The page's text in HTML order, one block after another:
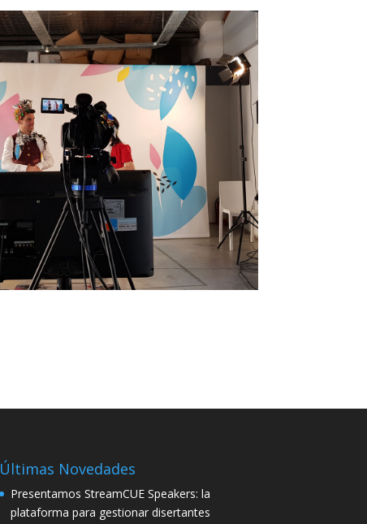
Últimas Novedades
Presentamos StreamCUE Speakers: la
plataforma para gestionar disertantes